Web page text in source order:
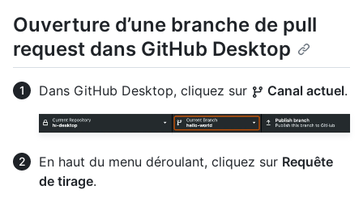
Ouverture d’une branche de pull
request dans GitHub Desktop
Dans GitHub Desktop, cliquez sur Canal actuel.
En haut du menu déroulant, cliquez sur Requête
de tirage.